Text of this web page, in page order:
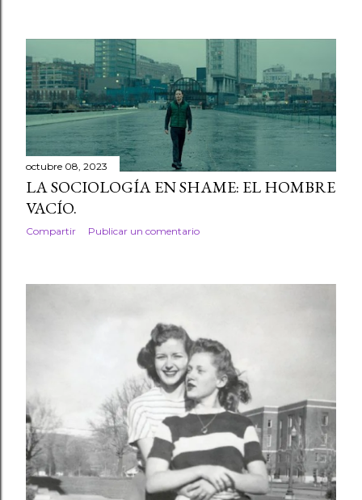
octubre 08, 2023
LA SOCIOLOGÍA EN SHAME: EL HOMBRE
VACÍO.
Compartir Publicar un comentario